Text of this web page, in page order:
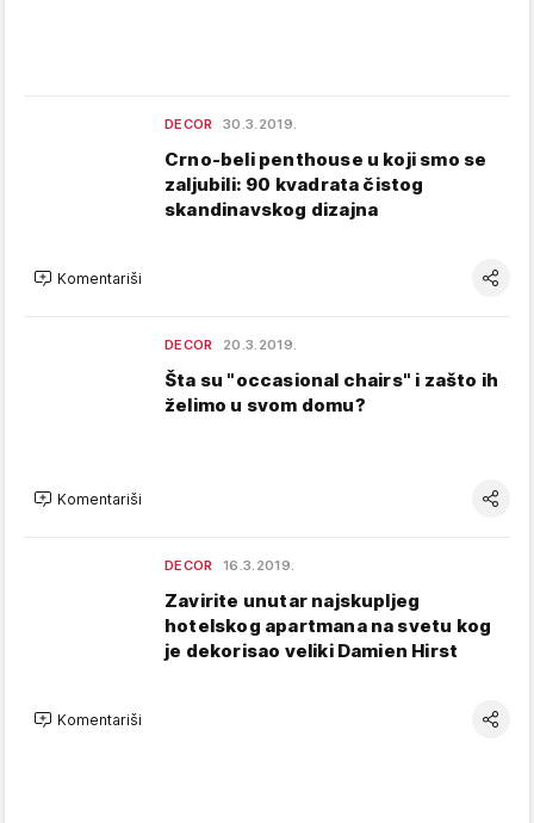
DECOR 30.3.2019.
Crno-beli penthouse u koji smo se
zaljubili: 90 kvadrata čistog
skandinavskog dizajna
Komentariši
DECOR 20.3.2019.
Šta su "occasional chairs" i zašto ih
želimo u svom domu?
Komentariši
DECOR 16.3.2019.
Zavirite unutar najskupljeg
hotelskog apartmana na svetu kog
je dekorisao veliki Damien Hirst
Komentariši